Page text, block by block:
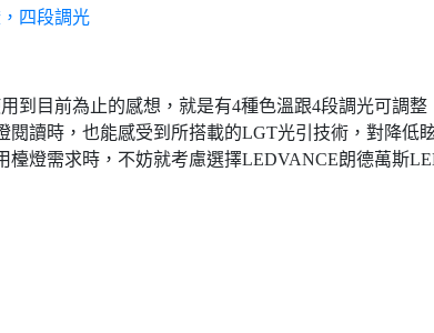
到目前為止的感想，就是有4種色溫跟4段調光可調整
讀時，也能感受到所搭載的LGT光引技術，對降低
燈需求時，不妨就考慮選擇LEDVANCE朗德萬斯